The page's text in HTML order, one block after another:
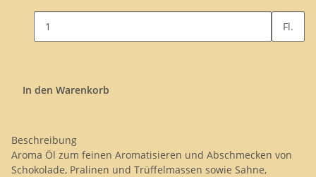
Fl.
In den Warenkorb
Beschreibung
Aroma Öl zum feinen Aromatisieren und Abschmecken von
Schokolade, Pralinen und Trüffelmassen sowie Sahne,